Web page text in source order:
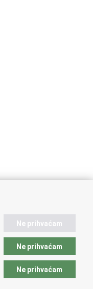
Ne prihvaćam
Ne prihvaćam
Ne prihvaćam